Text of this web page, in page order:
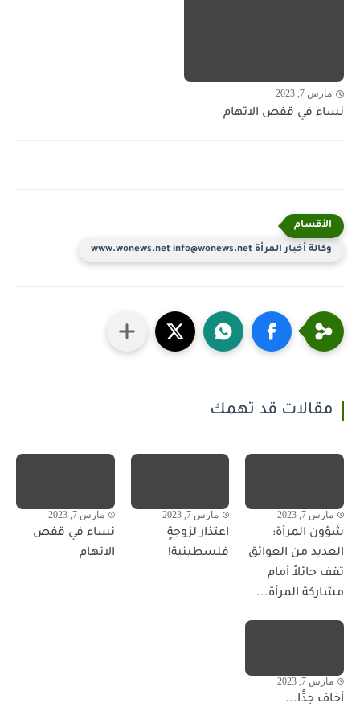
مارس 7, 2023
نساء في قفص الاتهام
وكالة أخبار المرأة www.wonews.net info@wonews.net
مقالات قد تهمك
مارس 7, 2023
شؤون المرأة:
العديد من العوائق
تقف حائلاً أمام
مشاركة المرأة...
مارس 7, 2023
اعتذار لزوجةٍ
فلسطينية!
مارس 7, 2023
نساء في قفص
الاتهام
مارس 7, 2023
أخاف جدًّا...